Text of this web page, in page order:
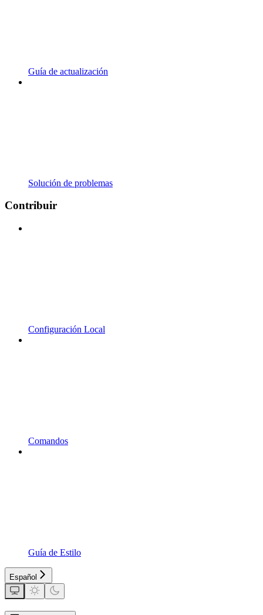
Guía de actualización
Solución de problemas
Contribuir
Configuración Local
Comandos
Guía de Estilo
Español